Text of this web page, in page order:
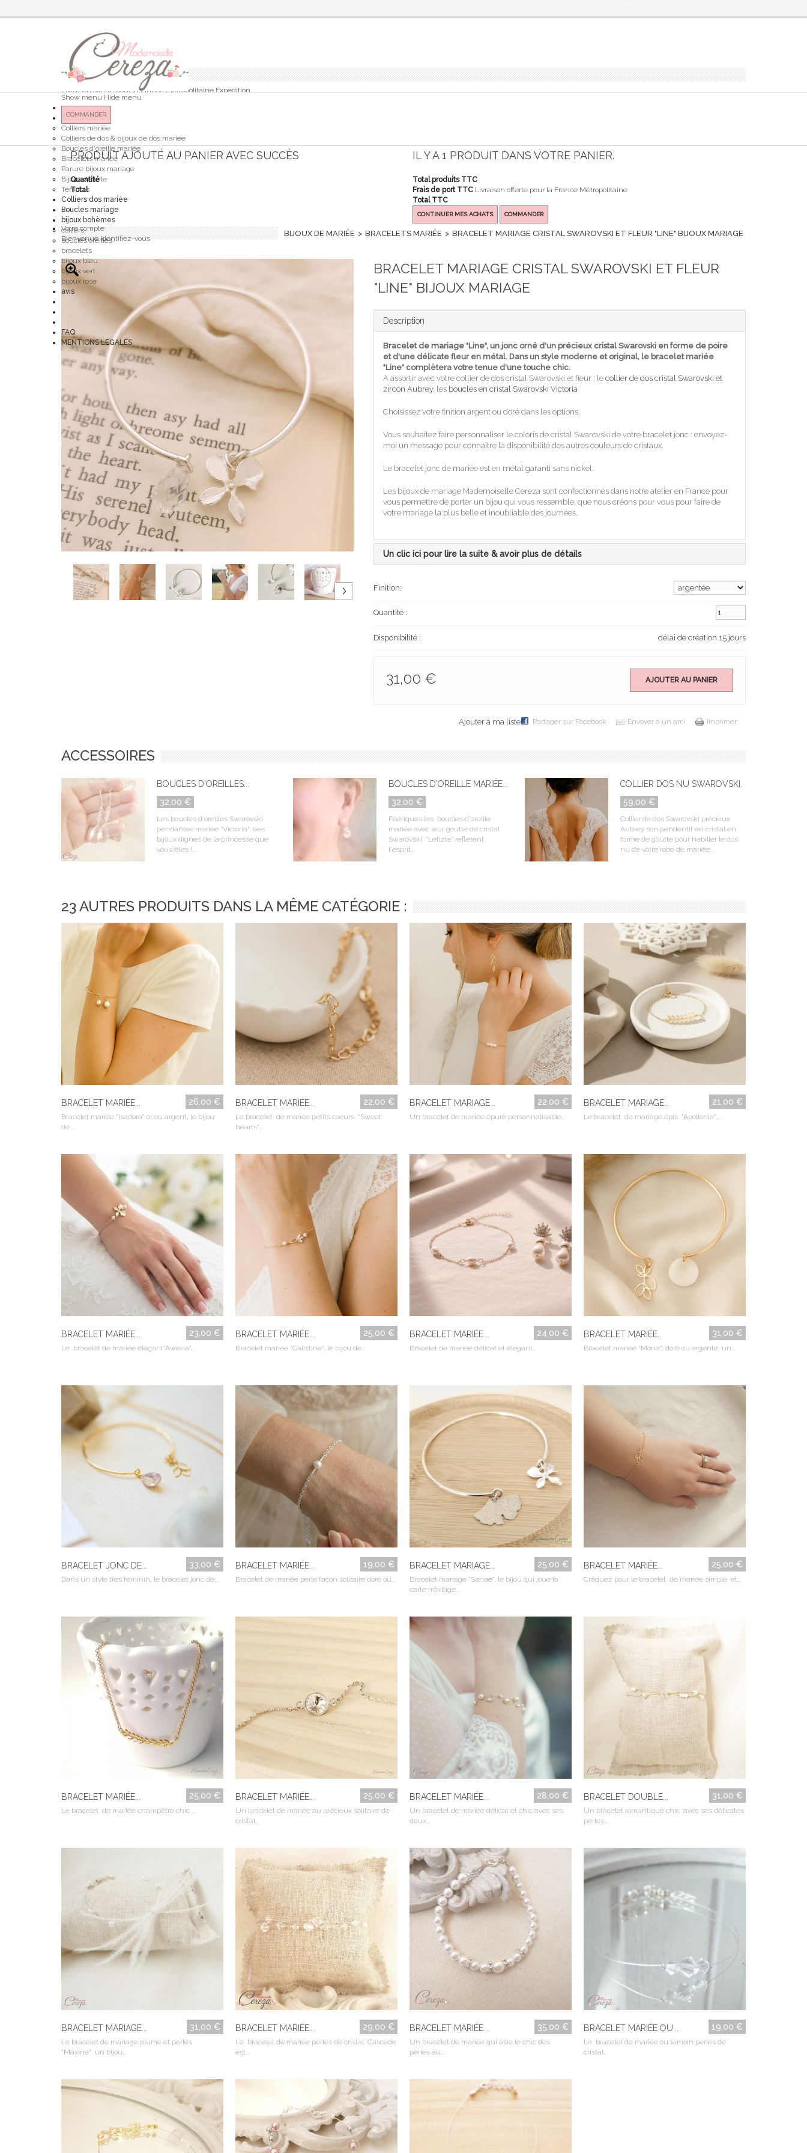
Show menu Hide menu
Bijoux mariée
Colliers mariée
Colliers de dos & bijoux de dos mariée
Boucles d'oreille mariée
Bracelets mariée
Parure bijoux mariage
Bijoux de tête
Témoins
Colliers dos mariée
Boucles mariage
bijoux bohèmes
colliers
boucles oreilles
bracelets
bijoux bleu
bijoux vert
bijoux rose
avis
FAQ
MENTIONS LEGALES
Panier
(vide)
Votre panier
Aucun produit
Livraison offerte pour la France MétropolitaineExpédition
0,00 €
Total
COMMANDER
PRODUIT AJOUTÉ AU PANIER AVEC SUCCÈS
Quantité
Total
IL Y A 1 PRODUIT DANS VOTRE PANIER.
Total produits TTC
Frais de port TTC Livraison offerte pour la France Métropolitaine
Total TTC
CONTINUER MES ACHATS COMMANDER
Votre compte
BienvenueIdentifiez-vous
BIJOUX DE MARIÉE > BRACELETS MARIÉE > BRACELET MARIAGE CRISTAL SWAROVSKI ET FLEUR "LINE" BIJOUX MARIAGE
BRACELET MARIAGE CRISTAL SWAROVSKI ET FLEUR
"LINE" BIJOUX MARIAGE
Description
Bracelet de mariage "Line", un jonc orné d'un précieux cristal Swarovski en forme de poire
et d'une délicate fleur en métal. Dans un style moderne et original, le bracelet mariée
"Line" complètera votre tenue d'une touche chic.
A assortir avec votre collier de dos cristal Swarovski et fleur : le collier de dos cristal Swarovski et
zircon Aubrey, les boucles en cristal Swarovski Victoria
Choisissez votre finition argent ou doré dans les options.
Vous souhaitez faire personnaliser le coloris de cristal Swarovski de votre bracelet jonc : envoyez-
moi un message pour connaître la disponibilité des autres couleurs de cristaux.
Le bracelet jonc de mariée est en métal garanti sans nickel.
Les bijoux de mariage Mademoiselle Cereza sont confectionnés dans notre atelier en France pour
vous permettre de porter un bijou qui vous ressemble, que nous créons pour vous pour faire de
votre mariage la plus belle et inoubliable des journées.
Un clic ici pour lire la suite & avoir plus de détails
Finition:
Quantité :
Disponibilité : délai de création 15 jours
31,00 € AJOUTER AU PANIER
Partager sur Facebook Envoyer à un ami Imprimer
Ajouter à ma liste
ACCESSOIRES
BOUCLES D'OREILLES...
32,00 €
Les boucles d'oreilles Swarovski
pendantes mariée "Victoria", des
bijoux dignes de la princesse que
vous êtes !...
BOUCLES D'OREILLE MARIÉE...
32,00 €
Féériques les boucles d'oreille
mariée avec leur goutte de cristal
Swarovski "Letizia" reflètent
l'esprit...
COLLIER DOS NU SWAROVSKI...
59,00 €
Collier de dos Swarovski précieux
Aubrey son pendentif en cristal en
forme de goutte pour habiller le dos
nu de votre robe de mariée...
23 AUTRES PRODUITS DANS LA MÊME CATÉGORIE :
BRACELET MARIÉE... 26,00 €
Bracelet mariée "Isadora" or ou argent, le bijou
de...
BRACELET MARIÉE... 22,00 €
Le bracelet de mariée petits coeurs "Sweet
hearts",...
BRACELET MARIAGE... 22,00 €
Un bracelet de mariée épuré personnalisable...
BRACELET MARIAGE... 21,00 €
Le bracelet de mariage épis "Apollonie",...
BRACELET MARIÉE... 23,00 €
Le bracelet de mariée élégant"Awena"...
BRACELET MARIÉE... 25,00 €
Bracelet mariée "Calistine", le bijou de...
BRACELET MARIÉE... 24,00 €
Bracelet de mariée délicat et élégant...
BRACELET MARIÉE... 31,00 €
Bracelet mariée "Mona", doré ou argenté, un...
BRACELET JONC DE... 33,00 €
Dans un style très féminin, le bracelet jonc de...
BRACELET MARIÉE... 19,00 €
Bracelet de mariée perle façon solitaire doré ou...
BRACELET MARIAGE... 25,00 €
Bracelet mariage "Sanaé", le bijou qui joue la
carte mariage...
BRACELET MARIÉE... 25,00 €
Craquez pour le bracelet de mariée simple et...
BRACELET MARIÉE... 25,00 €
Le bracelet de mariée champêtre chic ...
BRACELET MARIÉE... 25,00 €
Un bracelet de mariée au précieux solitaire de
cristal...
BRACELET MARIÉE... 28,00 €
Un bracelet de mariée délicat et chic avec ses
deux...
BRACELET DOUBLE... 31,00 €
Un bracelet romantique chic avec ses délicates
perles...
BRACELET MARIAGE... 31,00 €
Le bracelet de mariage plume et perles
"Maxine" un bijou...
BRACELET MARIÉE... 29,00 €
Le bracelet de mariée perles de cristal Cascade
est...
BRACELET MARIÉE... 35,00 €
Un bracelet de mariée qui allie le chic des
perles au...
BRACELET MARIÉE OU... 19,00 €
Le bracelet de mariée ou témoin perles de
cristal...